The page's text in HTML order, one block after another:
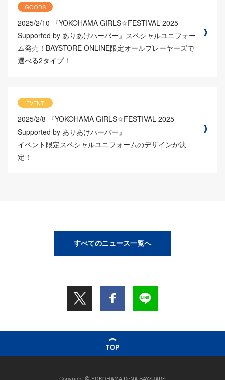
GOODS
2025/2/10
『YOKOHAMA GIRLS☆FESTIVAL 2025
Supported by ありあけハーバー』スペシャルユニフォー
ム発売！BAYSTORE ONLINE限定オールプレーヤーズで
選べる2タイプ！
EVENT
2025/2/8
『YOKOHAMA GIRLS☆FESTIVAL 2025
Supported by ありあけハーバー』
イベント限定スペシャルユニフォームのデザインが決
定！
すべてのニュース一覧へ
TOP